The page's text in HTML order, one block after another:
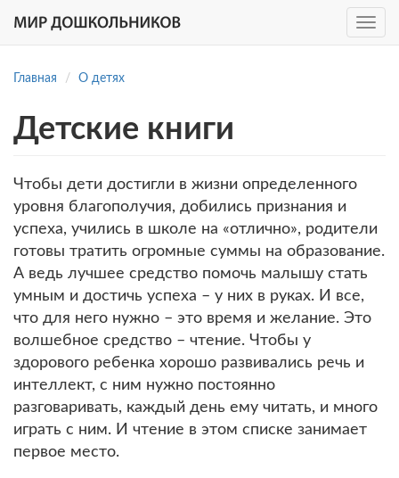
Toggle
Главная О детях
Детские книги
Чтобы дети достигли в жизни определенного
уровня благополучия, добились признания и
успеха, учились в школе на «отлично», родители
готовы тратить огромные суммы на образование.
А ведь лучшее средство помочь малышу стать
умным и достичь успеха – у них в руках. И все,
что для него нужно – это время и желание. Это
волшебное средство – чтение. Чтобы у
здорового ребенка хорошо развивались речь и
интеллект, с ним нужно постоянно
разговаривать, каждый день ему читать, и много
играть с ним. И чтение в этом списке занимает
первое место.